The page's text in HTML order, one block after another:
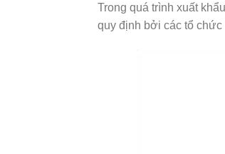
Trong quá trình xuất
quy định bởi các tổ chức